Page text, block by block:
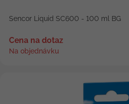
Sencor Liquid SC600 - 100 ml BG
Cena na dotaz
Na objednávku